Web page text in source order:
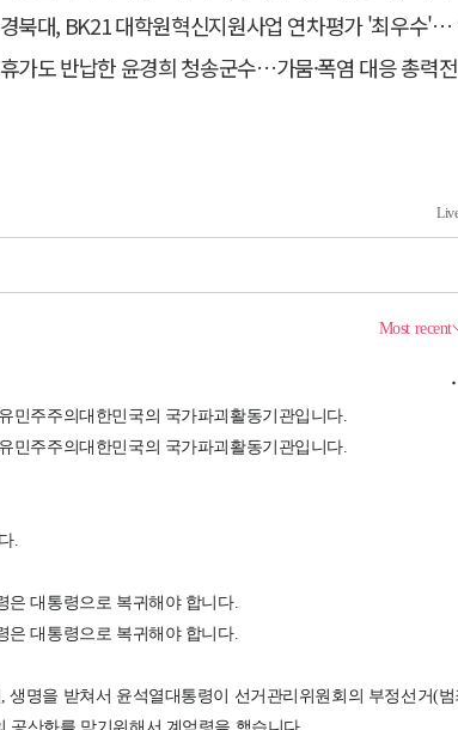
경북대, BK21 대학원혁신지원사업 연차평가 '최우수'… 6년 연속 사업비 증액
휴가도 반납한 윤경희 청송군수…가뭄·폭염 대응 총력전